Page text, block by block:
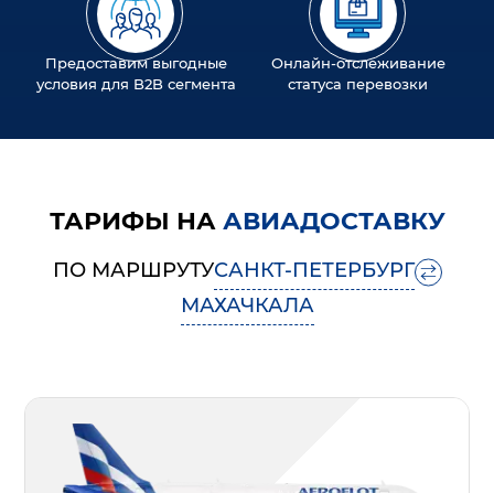
Предоставим выгодные
условия для B2B сегмента
Онлайн-отслеживание
статуса перевозки
ТАРИФЫ НА АВИАДОСТАВКУ
ПО МАРШРУТУСАНКТ-ПЕТЕРБУРГ
МАХАЧКАЛА